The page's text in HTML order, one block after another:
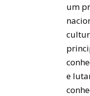
um
e